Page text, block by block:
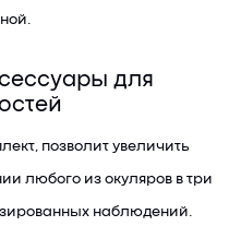
для
позволит увеличить
любого из окуляров в три
наблюдений.